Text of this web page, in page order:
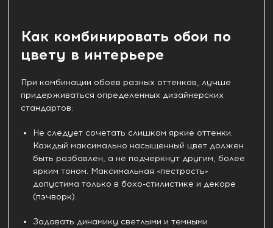
Как комбинировать обои по
цвету в интерьере
При комбинации обоев разных оттенков, лучше
придерживаться определенных дизайнерских
стандартов:
Не следует сочетать слишком яркие оттенки.
Каждый максимально насыщенный цвет должен
быть разбавлен, а не подчеркнут другим, более
ярким тоном. Максимальная «пестрость»
допустима только в бохо-стилистике и декоре
(пэчворк).
Задавать динамику светлыми и темными